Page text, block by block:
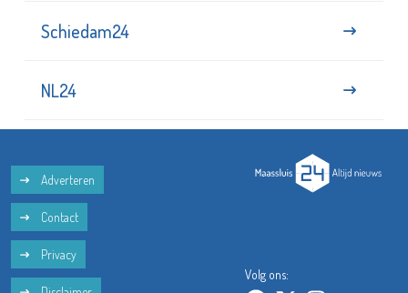
Schiedam24
NL24
Adverteren
Contact
Privacy
Volg ons: